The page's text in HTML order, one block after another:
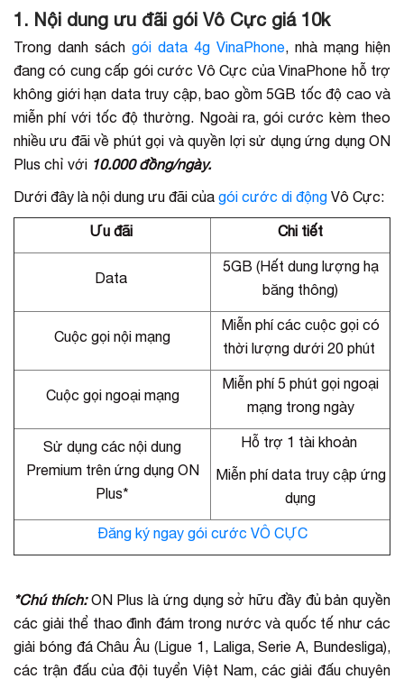
1. Nội dung ưu đãi gói Vô Cực giá 10k
Trong danh sách gói data 4g VinaPhone, nhà mạng hiện
đang có cung cấp gói cước Vô Cực của VinaPhone hỗ trợ
không giới hạn data truy cập, bao gồm 5GB tốc độ cao và
miễn phí với tốc độ thường. Ngoài ra, gói cước kèm theo
nhiều ưu đãi về phút gọi và quyền lợi sử dụng ứng dụng ON
Plus chỉ với 10.000 đồng/ngày.
Dưới đây là nội dung ưu đãi của gói cước di động Vô Cực:
Ưu đãi Chi tiết
Data
5GB (Hết dung lượng hạ
băng thông)
Cuộc gọi nội mạng
Miễn phí các cuộc gọi có
thời lượng dưới 20 phút
Cuộc gọi ngoại mạng
Miễn phí 5 phút gọi ngoại
mạng trong ngày
Sử dụng các nội dung
Premium trên ứng dụng ON
Plus*
Hỗ trợ 1 tài khoản
Miễn phí data truy cập ứng
dụng
Đăng ký ngay gói cước VÔ CỰC
*Chú thích:ON Plus là ứng dụng sở hữu đầy đủ bản quyền
các giải thể thao đình đám trong nước và quốc tế như các
giải bóng đá Châu Âu (Ligue 1, Laliga, Serie A, Bundesliga),
các trận đấu của đội tuyển Việt Nam, các giải đấu chuyên